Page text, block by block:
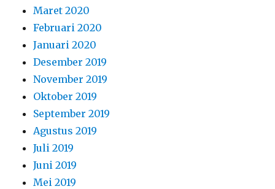
Maret 2020
Februari 2020
Januari 2020
Desember 2019
November 2019
Oktober 2019
September 2019
Agustus 2019
Juli 2019
Juni 2019
Mei 2019